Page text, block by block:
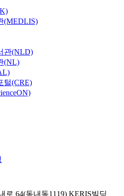
(MEDLIS)
관(NLD)
(NL)
털(CRE)
로 64(동내동1119) KERIS빌딩